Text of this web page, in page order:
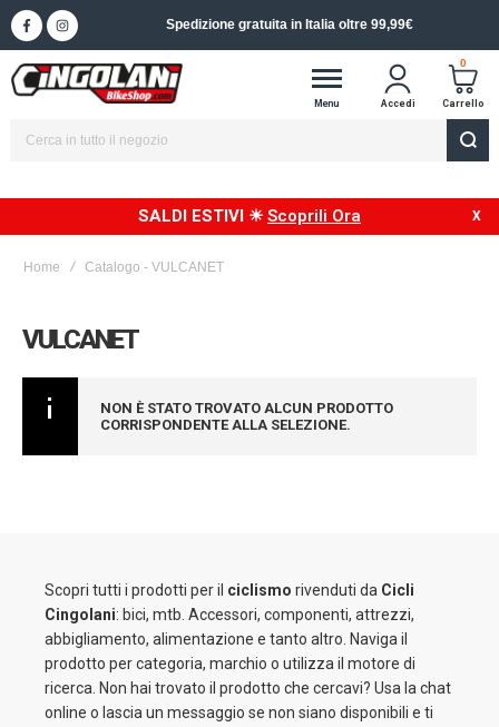
Spedizione in 24/48h in Italia
Menu Accedi
0
Carrello
SALDI ESTIVI ☀ Scoprili Ora
Home Catalogo - VULCANET
VULCANET
NON È STATO TROVATO ALCUN PRODOTTO
CORRISPONDENTE ALLA SELEZIONE.
Scopri tutti i prodotti per il ciclismo rivenduti da Cicli
Cingolani: bici, mtb. Accessori, componenti, attrezzi,
abbigliamento, alimentazione e tanto altro. Naviga il
prodotto per categoria, marchio o utilizza il motore di
ricerca. Non hai trovato il prodotto che cercavi? Usa la chat
online o lascia un messaggio se non siano disponibili e ti